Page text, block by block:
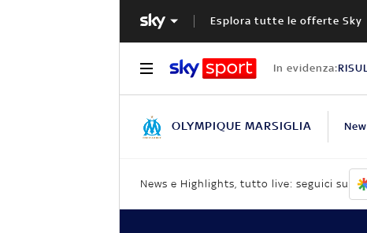
Esplora tutte le offerte Sky
In evidenza:
OLYMPIQUE MARSIGLIA
News e Highlights, tutto live: seguici su